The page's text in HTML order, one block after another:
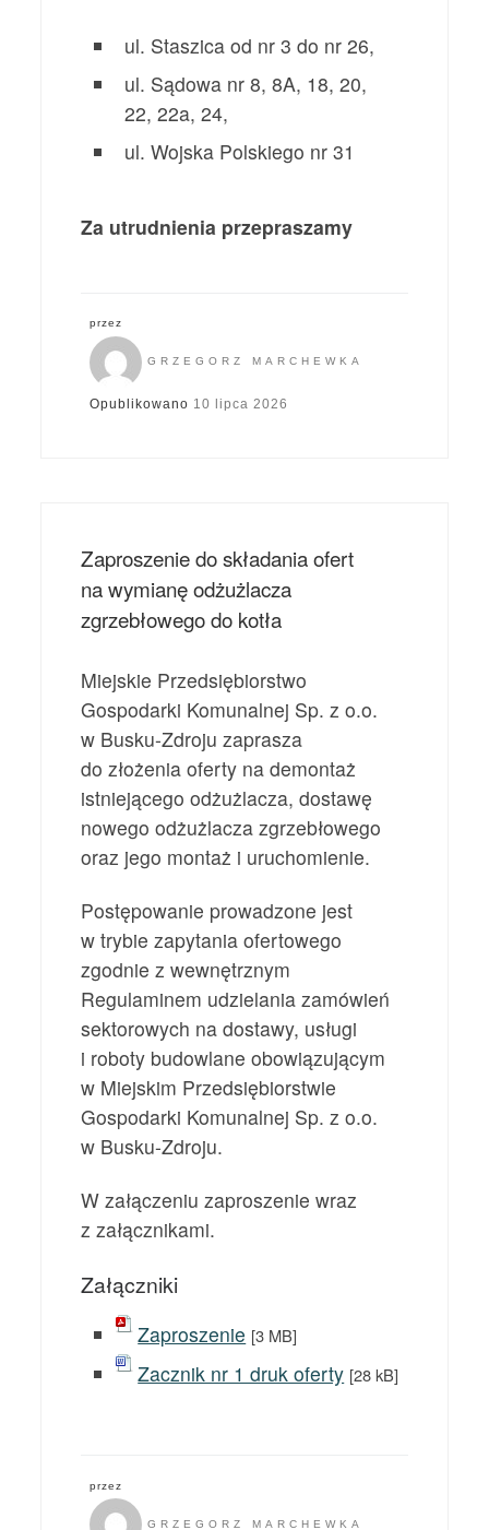
ul. Staszica od nr 3 do nr 26,
ul. Sądowa nr 8, 8A, 18, 20,
22, 22a, 24,
ul. Wojska Polskiego nr 31
Za utrudnienia przepraszamy
przez
GRZEGORZ MARCHEWKA
Opublikowano 10 lipca 2026
Zaproszenie do składania ofert
na wymianę odżużlacza
zgrzebłowego do kotła
Miejskie Przedsiębiorstwo
Gospodarki Komunalnej Sp. z o.o.
w Busku-Zdroju zaprasza
do złożenia oferty na demontaż
istniejącego odżużlacza, dostawę
nowego odżużlacza zgrzebłowego
oraz jego montaż i uruchomienie.
Postępowanie prowadzone jest
w trybie zapytania ofertowego
zgodnie z wewnętrznym
Regulaminem udzielania zamówień
sektorowych na dostawy, usługi
i roboty budowlane obowiązującym
w Miejskim Przedsiębiorstwie
Gospodarki Komunalnej Sp. z o.o.
w Busku-Zdroju.
W załączeniu zaproszenie wraz
z załącznikami.
Załączniki
Zaproszenie [3 MB]
Zacznik nr 1 druk oferty [28 kB]
przez
GRZEGORZ MARCHEWKA